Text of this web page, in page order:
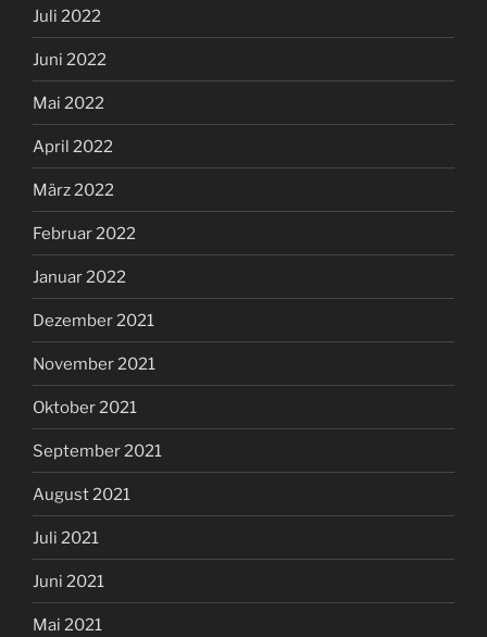
Juli 2022
Juni 2022
Mai 2022
April 2022
März 2022
Februar 2022
Januar 2022
Dezember 2021
November 2021
Oktober 2021
September 2021
August 2021
Juli 2021
Juni 2021
Mai 2021